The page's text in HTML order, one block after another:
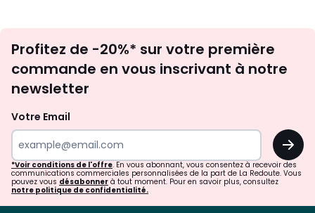
newsletter
Profitez de -20%* sur votre première
commande en vous inscrivant à notre
newsletter
Votre Email
OK
*Voir conditions de l'offre. En vous abonnant, vous consentez à recevoir des
communications commerciales personnalisées de la part de La Redoute. Vous
pouvez vous désabonner à tout moment. Pour en savoir plus, consultez
notre politique de confidentialité.